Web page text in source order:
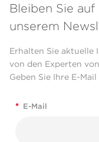
Bleiben Sie
unserem
Erhalten Sie aktuelle
von den Experten
Geben Sie Ihre E-Mail
* E-Mail